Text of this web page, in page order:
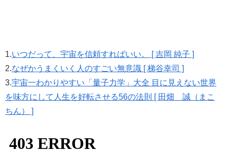
1.いつだって、宇宙を信頼すればいい。 [ 吉岡 純子 ]
2.なぜかうまくいく人のすごい無意識 [ 梯谷幸司 ]
3.宇宙一わかりやすい「量子力学」大全 目に見えない世界
を味方にして人生を好転させる56の法則 [ 田畑 誠（まこ
ちん） ]